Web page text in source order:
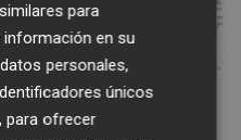
un giro
unstop loss
para
información en su
personales,
únicos
para ofrecer